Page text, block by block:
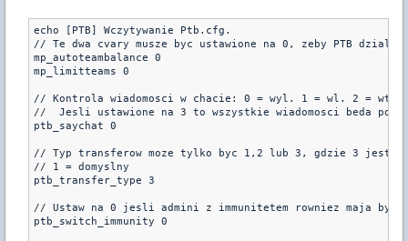
echo [PTB] Wczytywanie Ptb.cfg.
// Te dwa cvary musze byc ustawione na 0, zeby PTB
mp_autoteambalance 0
mp_limitteams 0
// Kontrola wiadomosci w chacie: 0 = wyl. 1 = wl. 2 =
//  Jesli ustawione na 3 to wszystkie wiadomosci beda
ptb_saychat 0
// Typ transferow moze tylko byc 1,2 lub 3, gdzie 3 jest
// 1 = domyslny
ptb_transfer_type 3
// Ustaw na 0 jesli admini z immunitetem rowniez maja byc
ptb_switch_immunity 0